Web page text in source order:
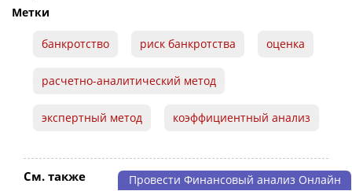
Метки
банкротство риск банкротства оценка
расчетно-аналитический метод
экспертный метод коэффициентный анализ
См. также Провести Финансовый анализ Онлайн